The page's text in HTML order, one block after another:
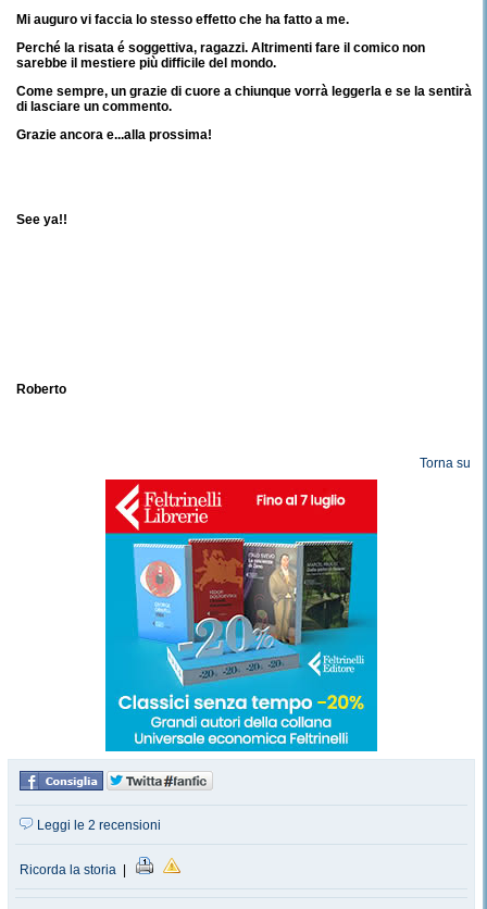
Mi auguro vi faccia lo stesso effetto che ha fatto a me.
Perché la risata é soggettiva, ragazzi. Altrimenti fare il comico non
sarebbe il mestiere più difficile del mondo.
Come sempre, un grazie di cuore a chiunque vorrà leggerla e se la sentirà
di lasciare un commento.
Grazie ancora e...alla prossima!
See ya!!
Roberto
Torna su
Leggi le 2 recensioni
Ricorda la storia